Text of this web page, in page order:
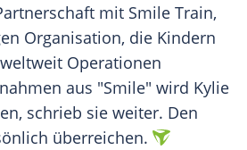
mit Smile Train,
Organisation, die Kindern
Operationen
aus "Smile" wird Kylie
schrieb sie weiter. Den
überreichen.